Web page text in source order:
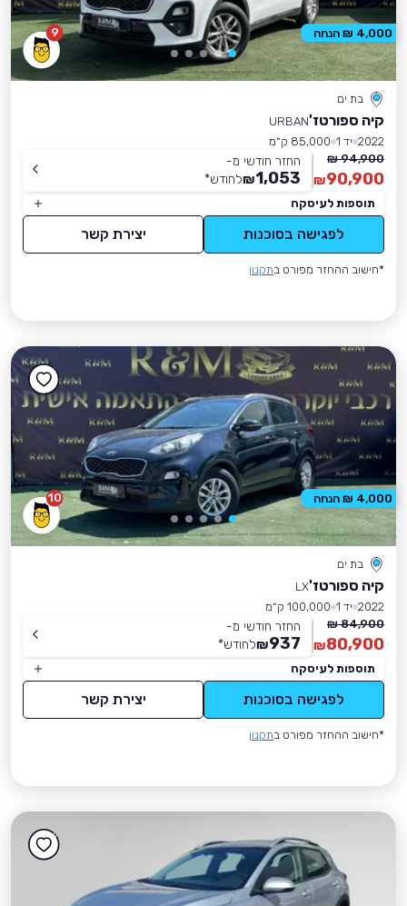
9
בת ים
קיה ספורטז'URBAN
2022 יד 1
85,000 ק״מ
94,900 ₪
90,900
₪
החזר חודשי מ-
1,053
₪לחודש*
תוספות לעיסקה
לפגישה בסוכנות יצירת קשר
*חישוב ההחזר מפורט בתקנון
4,000 ₪ הנחה
10
בת ים
קיה ספורטז'LX
2022 יד 1
100,000 ק״מ
84,900 ₪
80,900
₪
החזר חודשי מ-
937
₪לחודש*
תוספות לעיסקה
לפגישה בסוכנות יצירת קשר
*חישוב ההחזר מפורט בתקנון
4,000 ₪ הנחה